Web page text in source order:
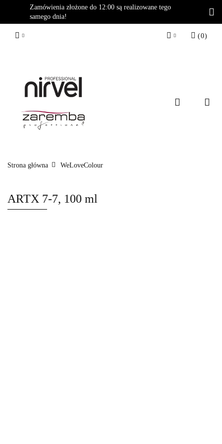
Zamówienia złożone do 12:00 są realizowane tego
samego dnia!
(0)
Strona główna WeLoveColour
ARTX 7-7, 100 ml